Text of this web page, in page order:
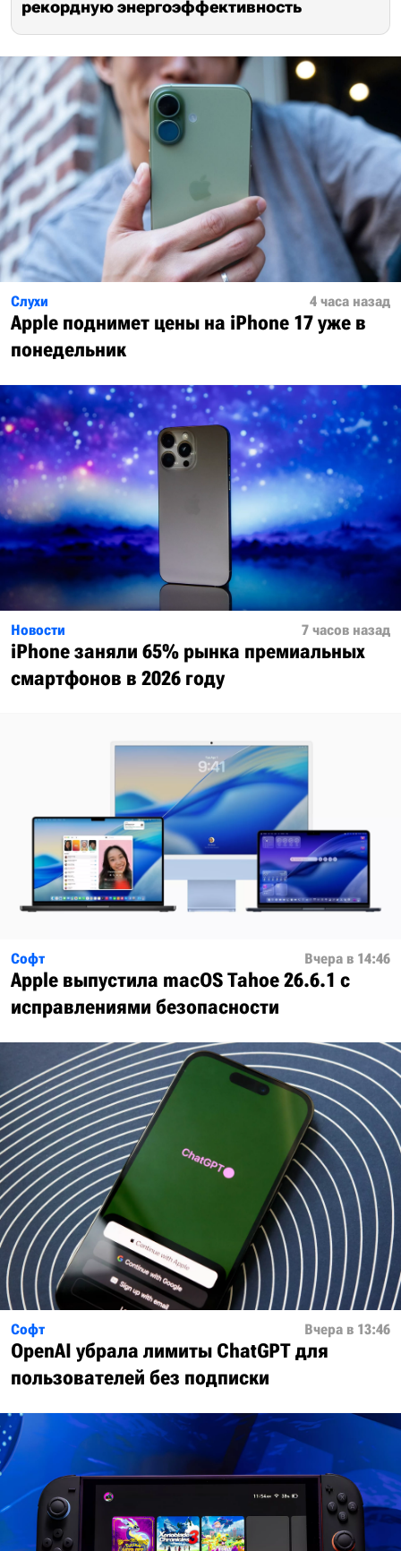
рекордную энергоэффективность
Слухи 4 часа назад
Apple поднимет цены на iPhone 17 уже в
понедельник
Новости 7 часов назад
iPhone заняли 65% рынка премиальных
смартфонов в 2026 году
Софт Вчера в 14:46
Apple выпустила macOS Tahoe 26.6.1 с
исправлениями безопасности
Софт Вчера в 13:46
OpenAI убрала лимиты ChatGPT для
пользователей без подписки